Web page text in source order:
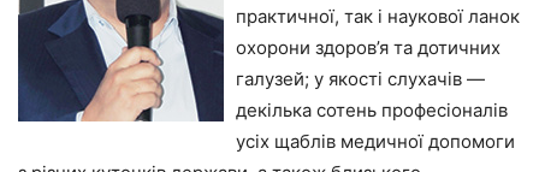
практичної, так і наукової ланок
охорони здоров’я та дотичних
галузей; у якості слухачів —
декілька сотень професіоналів
усіх щаблів медичної допомоги